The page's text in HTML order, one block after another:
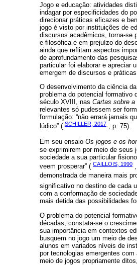
Jogo e educação: atividades
indagar por especificidades do
direcionar práticas eficazes e
jogo é visto por instituições de
discursos acadêmicos, torna-se
e filosófica e em prejuízo do
ainda que reflitam aspectos
de aprofundamento das
particular foi elaborar e apreciar
emergem de discursos e práticas.
O desenvolvimento da ciência
problema do potencial formativo
século XVIII, nas Cartas sobre
relevantes só pudessem ser
formulação: “não errará jamais
lúdico” ( SCHILLER, 2017 , p. 75).
Em seu ensaio Os jogos e os
se exprimirem por meio de seus
sociedade a sua particular
veem prosperar” ( CAILLOIS, 1990
demonstrada de maneira mais
significativo no destino de cada
com a conformação de
mais detida das possibilidades
O problema do potencial
décadas, constata-se o
sua importância em contextos
busquem no jogo um meio de
alunos em variados níveis de
por tecnologias emergentes
meio de jogos propriamente